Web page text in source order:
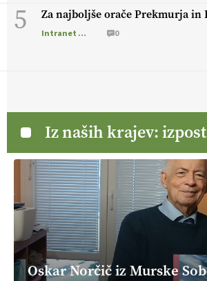
5 Za najboljše orače Prekmurja in
Intranet Kmečki Glas 0
Iz naših krajev:
Oskar Norčič iz Murske